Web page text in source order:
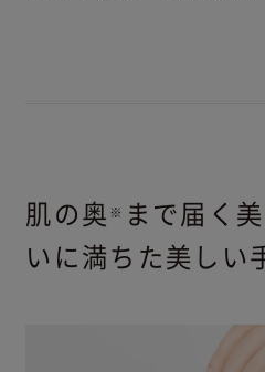
肌の奥 ※
まで届く
いに満ちた美しい